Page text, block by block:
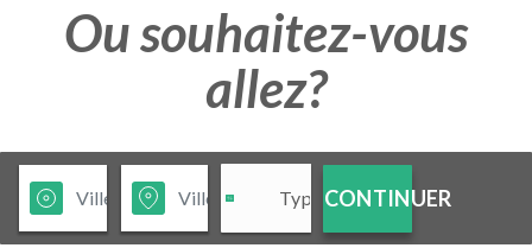
Ou souhaitez-vous
allez?
CONTINUER